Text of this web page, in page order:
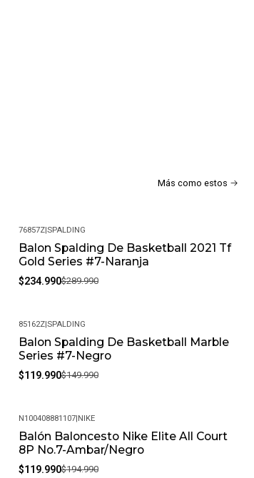
Más como estos
-19%
76857Z|SPALDING
Balon Spalding De Basketball 2021 Tf
Gold Series #7-Naranja
$234.990$289.990
-20%
85162Z|SPALDING
Balon Spalding De Basketball Marble
Series #7-Negro
$119.990$149.990
-38%
N100408881107|NIKE
Balón Baloncesto Nike Elite All Court
8P No.7-Ambar/Negro
$119.990$194.990